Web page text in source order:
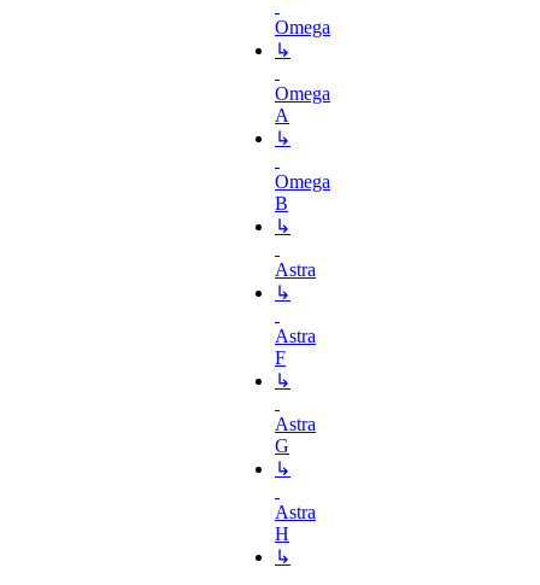
Omega
↳
Omega
A
↳
Omega
B
↳
Astra
↳
Astra
F
↳
Astra
G
↳
Astra
H
↳